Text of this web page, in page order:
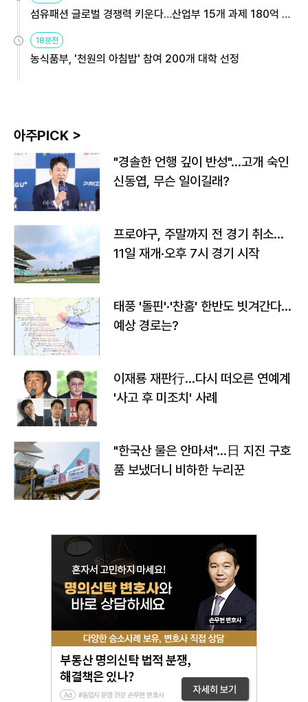
섬유패션 글로벌 경쟁력 키운다…산업부 15개 과제 180억 지
원
18분전
농식품부, '천원의 아침밥' 참여 200개 대학 선정
아주PICK >
"경솔한 언행 깊이 반성"…고개 숙인
신동엽, 무슨 일이길래?
프로야구, 주말까지 전 경기 취소…
11일 재개·오후 7시 경기 시작
태풍 '돌핀'·'찬홈' 한반도 빗겨간다…
예상 경로는?
이재룡 재판行…다시 떠오른 연예계
'사고 후 미조치' 사례
"한국산 물은 안마셔"…日 지진 구호
품 보냈더니 비하한 누리꾼